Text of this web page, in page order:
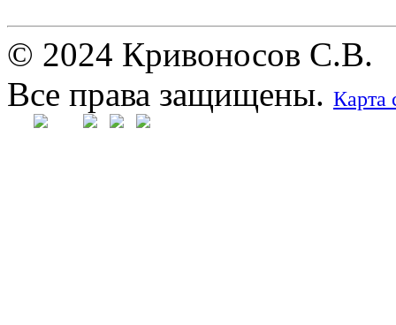
© 2024 Кривоносов С.В.
Все права защищены. Карта